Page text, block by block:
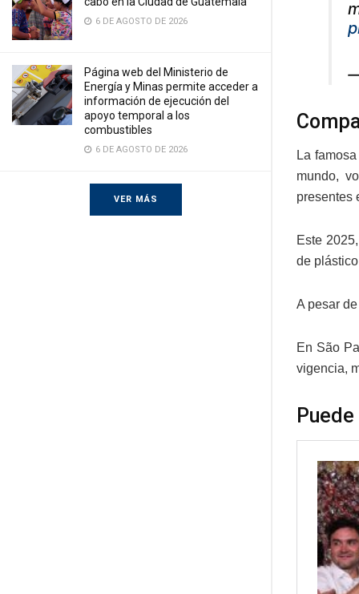
6 DE AGOSTO DE 2026
Página web del Ministerio de
Energía y Minas permite acceder a
información de ejecución del
apoyo temporal a los
combustibles
6 DE AGOSTO DE 2026
VER MÁS
La
mundo,
presentes
Este
de
A pesar
En São
vigencia,